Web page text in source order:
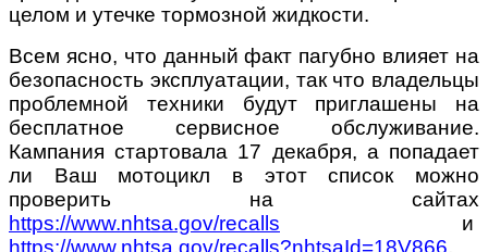
целом и утечке тормозной жидкости.
Всем ясно, что данный факт пагубно влияет на
безопасность эксплуатации, так что владельцы
проблемной техники будут приглашены на
бесплатное сервисное обслуживание.
Кампания стартовала 17 декабря, а попадает
ли Ваш мотоцикл в этот список можно
проверить на сайтах
https://www.nhtsa.gov/recalls
и
https://www.nhtsa.gov/recalls?nhtsaId=18V866.